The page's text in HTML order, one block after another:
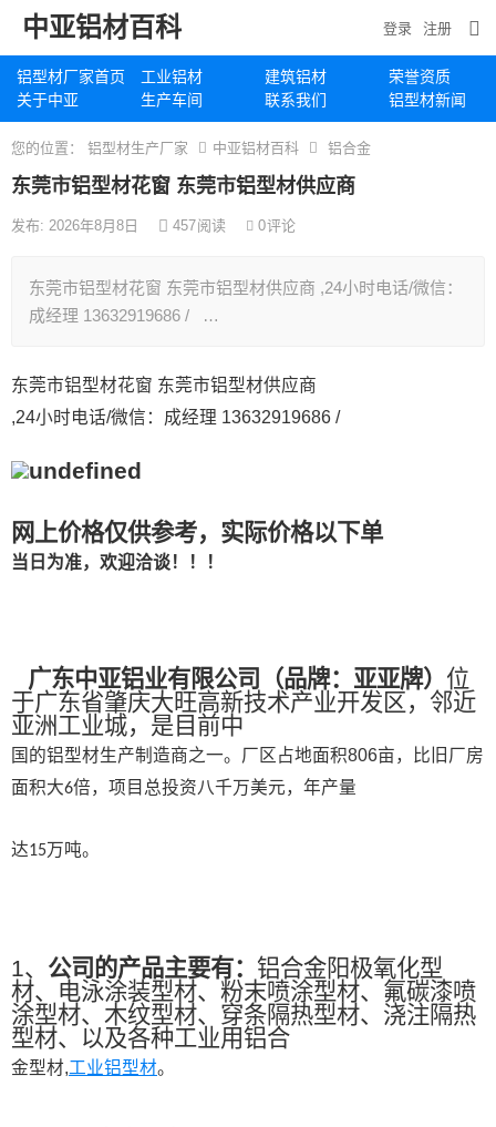
中亚铝材百科
铝型材厂家首页 工业铝材 建筑铝材
荣誉资质
关于中亚
生产车间 联系我们 铝型材新闻
登录 注册
您的位置： 铝型材生产厂家 中亚铝材百科 铝合金
东莞市铝型材花窗 东莞市铝型材供应商
发布: 2026年8月8日 457阅读 0评论
东莞市铝型材花窗 东莞市铝型材供应商 ,24小时电话/微信：
成经理 13632919686 / …
东莞市铝型材花窗 东莞市铝型材供应商
,24小时电话/微信：成经理 13632919686 /
网上价格仅供参考，实际价格以下单
当日为准，欢迎洽谈！！！
广东中亚铝业有限公司 （品牌：亚亚牌） 位
于广东省肇庆大旺高新技术产业开发区，邻近
亚洲工业城，是目前中
国的铝型材生产制造商之一。 厂区占地面积806亩，比旧厂房
面积大6倍，项目总投资八千万美元，年产量
达15万吨。
1、 公司的产品主要有： 铝合金阳极氧化型
材、电泳涂装型材、粉末喷涂型材、氟碳漆喷
涂型材、木纹型材、穿条隔热型材、浇注隔热
型材、以及各种工业用铝合
金型材,工业铝型材。